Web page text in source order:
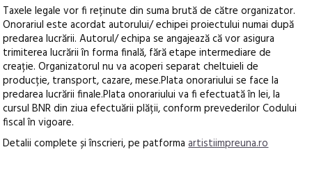
Taxele legale vor fi reținute din suma brută de către organizator.
Onorariul este acordat autorului/ echipei proiectului numai după
predarea lucrării. Autorul/ echipa se angajează că vor asigura
trimiterea lucrării în forma finală, fără etape intermediare de
creație. Organizatorul nu va acoperi separat cheltuieli de
producție, transport, cazare, mese.Plata onorariului se face la
predarea lucrării finale.Plata onorariului va fi efectuată în lei, la
cursul BNR din ziua efectuării plății, conform prevederilor Codului
fiscal în vigoare.
Detalii complete și înscrieri, pe patformaartistiimpreuna.ro